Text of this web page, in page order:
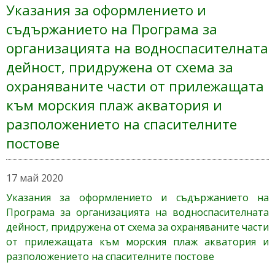
Указания за оформлението и
съдържанието на Програма за
организацията на водноспасителната
дейност, придружена от схема за
охраняваните части от прилежащата
към морския плаж акватория и
разположението на спасителните
постове
17 май 2020
Указания за оформлението и съдържанието на
Програма за организацията на водноспасителната
дейност, придружена от схема за охраняваните части
от прилежащата към морския плаж акватория и
разположението на спасителните постове